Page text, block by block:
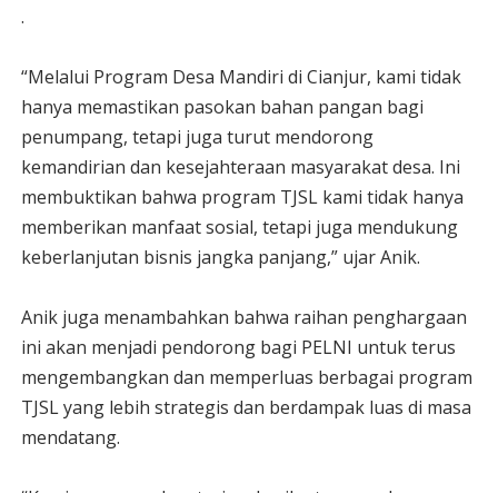
.
“Melalui Program Desa Mandiri di Cianjur, kami tidak
hanya memastikan pasokan bahan pangan bagi
penumpang, tetapi juga turut mendorong
kemandirian dan kesejahteraan masyarakat desa. Ini
membuktikan bahwa program TJSL kami tidak hanya
memberikan manfaat sosial, tetapi juga mendukung
keberlanjutan bisnis jangka panjang,” ujar Anik.
Anik juga menambahkan bahwa raihan penghargaan
ini akan menjadi pendorong bagi PELNI untuk terus
mengembangkan dan memperluas berbagai program
TJSL yang lebih strategis dan berdampak luas di masa
mendatang.